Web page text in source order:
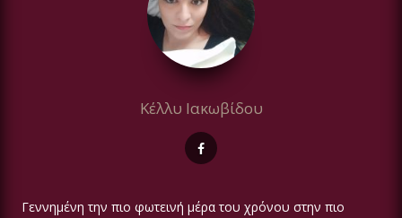
Κέλλυ Ιακωβίδου
Γεννημένη την πιο φωτεινή μέρα του χρόνου στην πιο